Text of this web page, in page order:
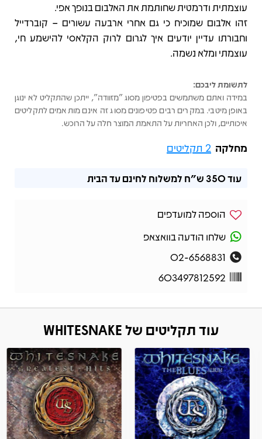
עוצמתית ודרמטית שחותמת את האלבום בנופך אפי.
זהו אלבום שמוכיח כי גם אחרי ארבעה עשורים – קוברדייל
וחבורתו עדיין יודעים איך לגרום לרוק הקלאסי להישמע חי,
עוצמתי ומלא נשמה.
לתשומת ליבכם:
במידה ואתם משתמשים בפטיפון מסוג "מזוודה", ייתכן שהתקליט לא ינוגן
באופן מיטבי. במקרים רבים פטיפונים מסוג זה אינם מותאמים לתקליטים
איכותיים, ולכן האחריות על התאמת המוצר חלה על הרוכש.
מחלקה 2 תקליטים
עוד350 ש"ח למשלוח לחינם עד הבית
הוספה למועדפים
שלחו הודעה בוואצאפ
02-6568831
603497812592
עוד תקליטים של WHITESNAKE